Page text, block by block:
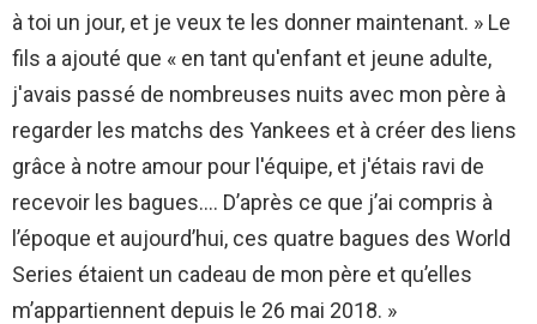
à toi un jour, et je veux te les donner maintenant. » Le
fils a ajouté que « en tant qu'enfant et jeune adulte,
j'avais passé de nombreuses nuits avec mon père à
regarder les matchs des Yankees et à créer des liens
grâce à notre amour pour l'équipe, et j'étais ravi de
recevoir les bagues…. D’après ce que j’ai compris à
l’époque et aujourd’hui, ces quatre bagues des World
Series étaient un cadeau de mon père et qu’elles
m’appartiennent depuis le 26 mai 2018. »